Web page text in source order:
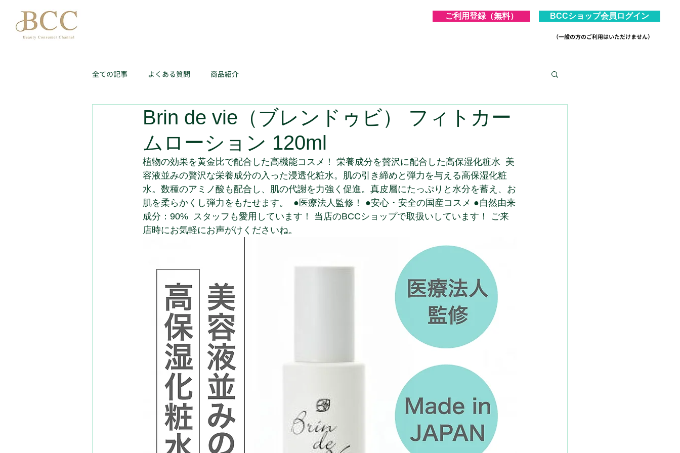
ご利用登録（無料） BCCショップ会員ログイン
（一般の方のご利用はいただけません）
全ての記事 よくある質問 商品紹介
Brin de vie（ブレンドゥビ） フィトカー
ムローション 120ml
植物の効果を黄金比で配合した高機能コスメ！ 栄養成分を贅沢に配合した高保湿化粧水  美
容液並みの贅沢な栄養成分の入った浸透化粧水。肌の引き締めと弾力を与える高保湿化粧
水。数種のアミノ酸も配合し、肌の代謝を力強く促進。真皮層にたっぷりと水分を蓄え、お
肌を柔らかくし弾力をもたせます。  ●医療法人監修！ ●安心・安全の国産コスメ ●自然由来
成分：90%  スタッフも愛用しています！ 当店のBCCショップで取扱いしています！ ご来
店時にお気軽にお声がけくださいね。